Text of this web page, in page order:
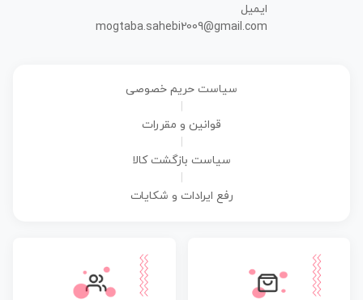
ایمیل
mogtaba.sahebi2009@gmail.com
سیاست حریم خصوصی
قوانین و مقررات
سیاست بازگشت کالا
رفع ایرادات و شکایات